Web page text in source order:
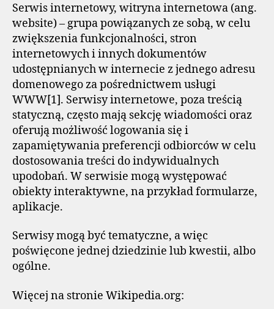
Serwis internetowy, witryna internetowa (ang.
website) – grupa powiązanych ze sobą, w celu
zwiększenia funkcjonalności, stron
internetowych i innych dokumentów
udostępnianych w internecie z jednego adresu
domenowego za pośrednictwem usługi
WWW[1]. Serwisy internetowe, poza treścią
statyczną, często mają sekcję wiadomości oraz
oferują możliwość logowania się i
zapamiętywania preferencji odbiorców w celu
dostosowania treści do indywidualnych
upodobań. W serwisie mogą występować
obiekty interaktywne, na przykład formularze,
aplikacje.
Serwisy mogą być tematyczne, a więc
poświęcone jednej dziedzinie lub kwestii, albo
ogólne.
Więcej na stronie Wikipedia.org: